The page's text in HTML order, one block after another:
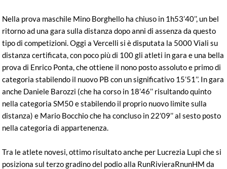
Nella prova maschile Mino Borghello ha chiuso in 1h53’40’’, un bel
ritorno ad una gara sulla distanza dopo anni di assenza da questo
tipo di competizioni. Oggi a Vercelli si è disputata la 5000 Viali su
distanza certificata, con poco più di 100 gli atleti in gara e una bella
prova di Enrico Ponta, che ottiene il nono posto assoluto e primo di
categoria stabilendo il nuovo PB con un significativo 15’51’’. In gara
anche Daniele Barozzi (che ha corso in 18’46’’ risultando quinto
nella categoria SM50 e stabilendo il proprio nuovo limite sulla
distanza) e Mario Bocchio che ha concluso in 22’09’’ al sesto posto
nella categoria di appartenenza.
Tra le atlete novesi, ottimo risultato anche per Lucrezia Lupi che si
posiziona sul terzo gradino del podio alla RunRivieraRnunHM da